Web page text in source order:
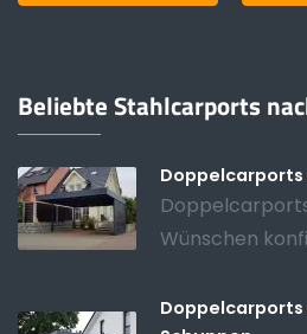
Beliebte Stahlcarports
Doppelcarports
Wünschen